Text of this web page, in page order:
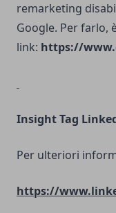
remarketing
Google. Per farlo,
link: https://
Insight Tag
Per ulteriori
https://